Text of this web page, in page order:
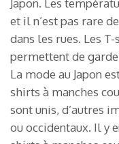
Japon. Les
et il n’est pas rare
dans les rues. Les
permettent de
La mode au Japon
shirts à manches
sont unis, d’autres
ou occidentaux. Il y